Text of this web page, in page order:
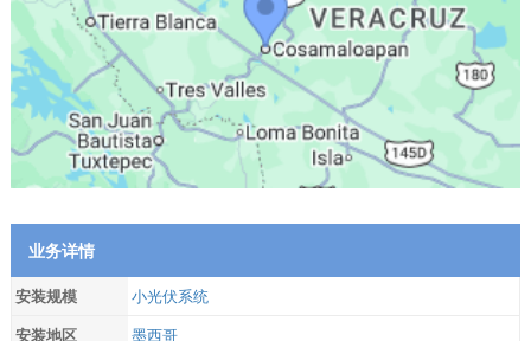
业务详情
安装规模
小光伏系统
安装地区
墨西哥